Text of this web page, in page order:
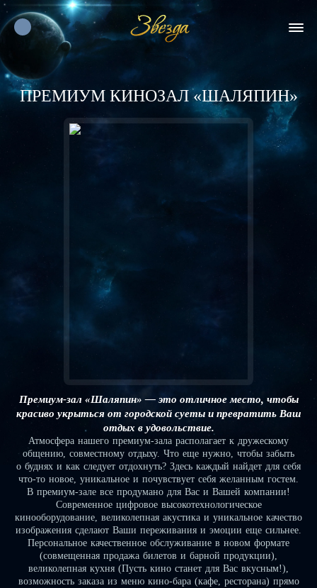
ПРЕМИУМ КИНОЗАЛ «ШАЛЯПИН»
Премиум-зал «Шаляпин» — это отличное место, чтобы
красиво укрыться от городской суеты и превратить Ваш
отдых в удовольствие.
Атмосфера нашего премиум-зала располагает к дружескому
общению, совместному отдыху. Что еще нужно, чтобы забыть
о буднях и как следует отдохнуть? Здесь каждый найдет для себя
что-то новое, уникальное и почувствует себя желанным гостем.
В премиум-зале все продумано для Вас и Вашей компании!
Современное цифровое высокотехнологическое
кинооборудование, великолепная акустика и уникальное качество
изображения сделают Ваши переживания и эмоции еще сильнее.
Персональное качественное обслуживание в новом формате
(совмещенная продажа билетов и барной продукции),
великолепная кухня (Пусть кино станет для Вас вкусным!),
возможность заказа из меню кино-бара (кафе, ресторана) прямо